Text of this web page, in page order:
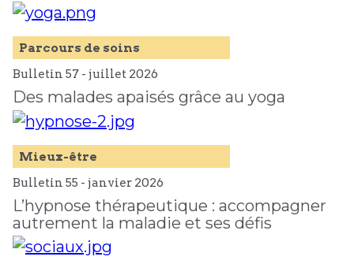
Parcours de soins
Bulletin 57 - juillet 2026
Des malades apaisés grâce au yoga
Mieux-être
Bulletin 55 - janvier 2026
L’hypnose thérapeutique : accompagner
autrement la maladie et ses défis